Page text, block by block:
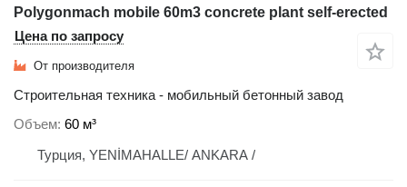
Polygonmach mobile 60m3 concrete plant self-erected
Цена по запросу
От производителя
Строительная техника - мобильный бетонный завод
Объем 60 м³
Турция, YENİMAHALLE/ ANKARA /